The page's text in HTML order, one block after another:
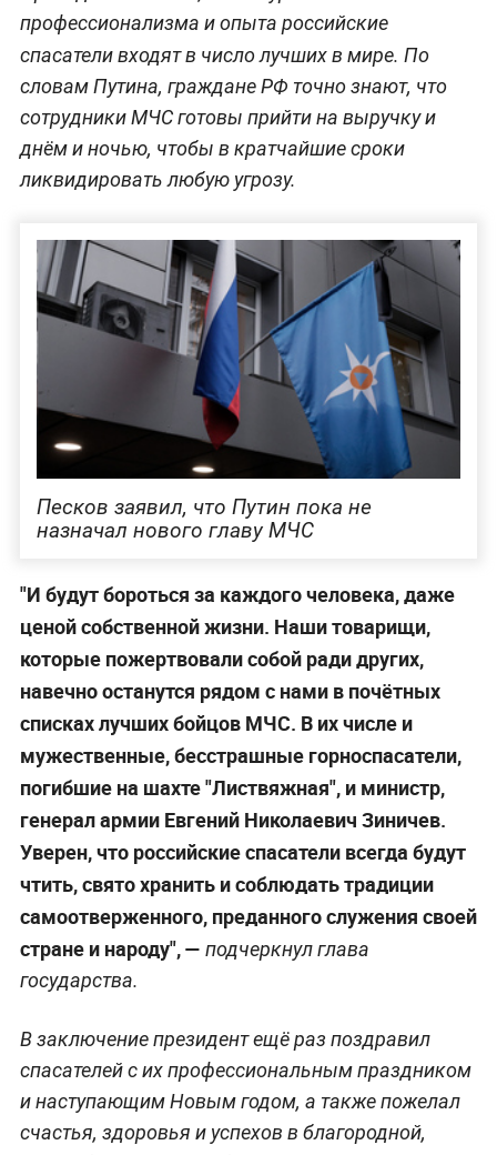
профессионализма и опыта российские
спасатели входят в число лучших в мире. По
словам Путина, граждане РФ точно знают, что
сотрудники МЧС готовы прийти на выручку и
днём и ночью, чтобы в кратчайшие сроки
ликвидировать любую угрозу.
Песков заявил, что Путин пока не
назначал нового главу МЧС
"И будут бороться за каждого человека, даже
ценой собственной жизни. Наши товарищи,
которые пожертвовали собой ради других,
навечно останутся рядом с нами в почётных
списках лучших бойцов МЧС. В их числе и
мужественные, бесстрашные горноспасатели,
погибшие на шахте "Листвяжная", и министр,
генерал армии Евгений Николаевич Зиничев.
Уверен, что российские спасатели всегда будут
чтить, свято хранить и соблюдать традиции
самоотверженного, преданного служения своей
стране и народу", — подчеркнул глава
государства.
В заключение президент ещё раз поздравил
спасателей с их профессиональным праздником
и наступающим Новым годом, а также пожелал
счастья, здоровья и успехов в благородной,